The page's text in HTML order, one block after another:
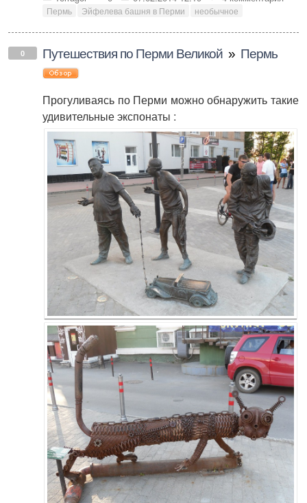
Пермь Эйфелева башня в Перми необычное
0 Путешествия по Перми Великой » Пермь
Прогуливаясь по Перми можно обнаружить такие
удивительные экспонаты :